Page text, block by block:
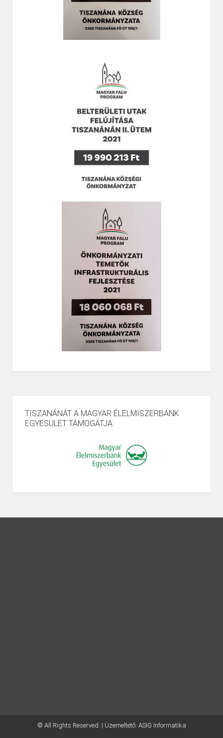
TISZANÁNÁT A MAGYAR ÉLELMISZERBANK
EGYESÜLET TÁMOGATJA.
© All Rights Reserved. | Üzemeltető: ASIG Informatika